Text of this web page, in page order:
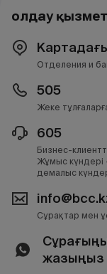
Қолдау
Отделения и
505
Жеке
605
Бизнес-
Жұмыс
демалыс
Сұрақтар мен
жазыңыз